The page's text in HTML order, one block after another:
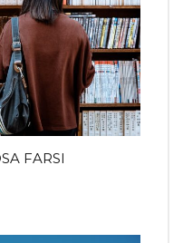
FARSI